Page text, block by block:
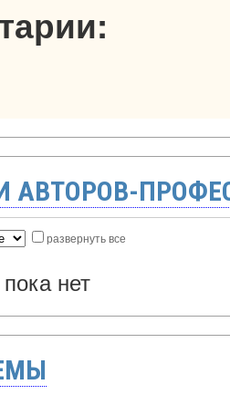
АВТОРОВ-
развернуть все
нет